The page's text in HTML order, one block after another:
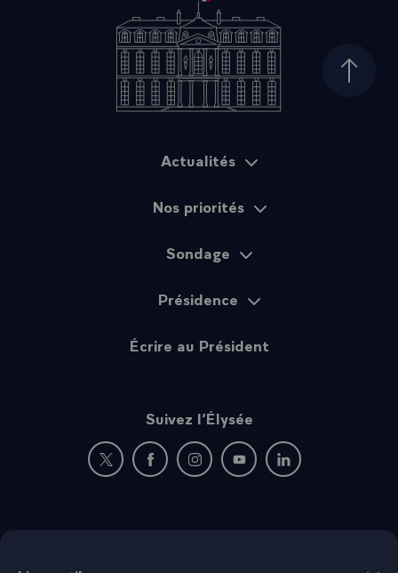
Haut
Actualités
Nos priorités
Sondage
Présidence
Écrire au Président
Suivez l’Élysée
Nouvelle fenêtre : rejoignez-nous sur Twitter
Nouvelle fenêtre : rejoignez-nous sur
Nouvelle fenêtre : rejoignez-nous
Nouvelle fenêtre :
Nouvelle fenêtre :